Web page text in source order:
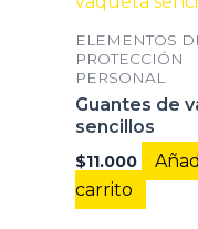
ELEMENTOS
PROTECCIÓN
PERSONAL
Guantes de
sencillos
$11.000
carrito